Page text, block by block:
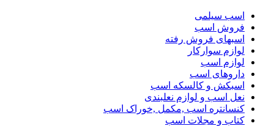
اسب سیلمی
فروش اسب
اسبهای فروش رفته
لوازم سوارکار
لوازم اسب
داروهای اسب
اسبکش و کالسکه اسب
نعل اسب و لوازم نعلبندی
کنسانتره اسب ,مکمل ,خوراک اسب
کتاب و مجلات اسب